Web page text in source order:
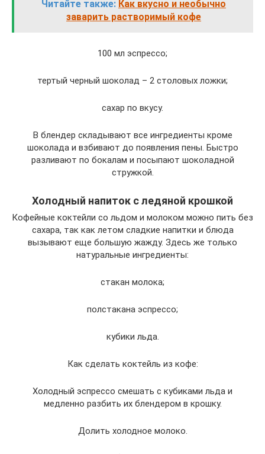
Читайте также: Как вкусно и необычно
заварить растворимый кофе
100 мл эспрессо;
тертый черный шоколад – 2 столовых ложки;
сахар по вкусу.
В блендер складывают все ингредиенты кроме
шоколада и взбивают до появления пены. Быстро
разливают по бокалам и посыпают шоколадной
стружкой.
Холодный напиток с ледяной крошкой
Кофейные коктейли со льдом и молоком можно пить без
сахара, так как летом сладкие напитки и блюда
вызывают еще большую жажду. Здесь же только
натуральные ингредиенты:
стакан молока;
полстакана эспрессо;
кубики льда.
Как сделать коктейль из кофе:
Холодный эспрессо смешать с кубиками льда и
медленно разбить их блендером в крошку.
Долить холодное молоко.